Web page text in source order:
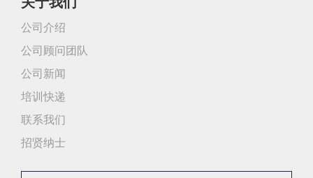
公司介绍
公司顾问团队
公司新闻
培训快递
联系我们
招贤纳士